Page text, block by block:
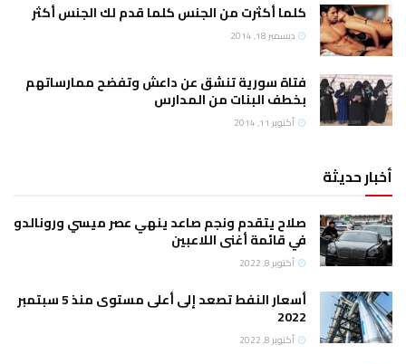
كلما أكثرت من الجنس كلما قدم لك الجنس أكثر
ديسمبر 18, 2014
فتاة سورية تنشق عن داعش وتفضح ممارساتهم
بخطف البنات من المدارس
أكتوبر 11, 2014
أخبار حديثة
صلاح يتقدم ونجم صاعد ينهي عصر ميسي ورونالدو
في قائمة أغنى اللاعبين
أكتوبر 8, 2022
أسعار النفط تصعد إلى أعلى مستوى منذ 5 سبتمبر
2022
أكتوبر 8, 2022